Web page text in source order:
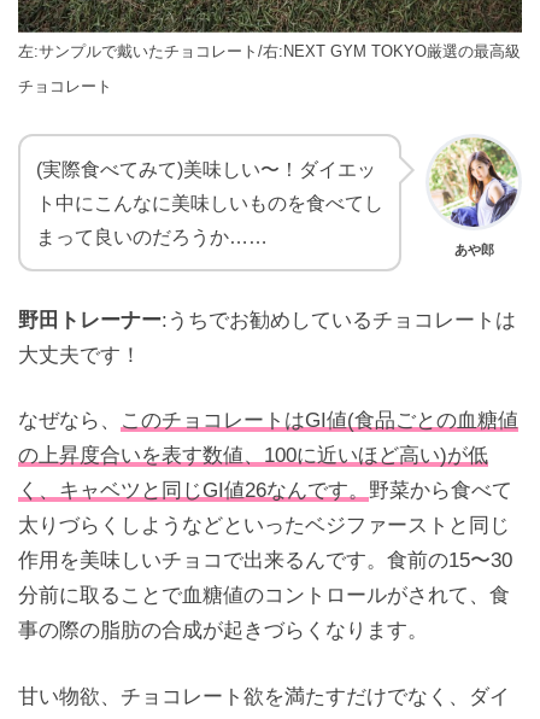
左:サンプルで戴いたチョコレート/右:NEXT GYM TOKYO厳選の最高級
チョコレート
(実際食べてみて)美味しい〜！ダイエッ
ト中にこんなに美味しいものを食べてし
まって良いのだろうか……
あや郎
野田トレーナー:うちでお勧めしているチョコレートは
大丈夫です！
なぜなら、
このチョコレートはGI値(食品ごとの血糖値
の上昇度合いを表す数値、100に近いほど高い)が低
く、キャベツと同じGI値26なんです。 野菜から食べて
太りづらくしようなどといったベジファーストと同じ
作用を美味しいチョコで出来るんです。食前の15〜30
分前に取ることで血糖値のコントロールがされて、食
事の際の脂肪の合成が起きづらくなります。
甘い物欲、チョコレート欲を満たすだけでなく、ダイ